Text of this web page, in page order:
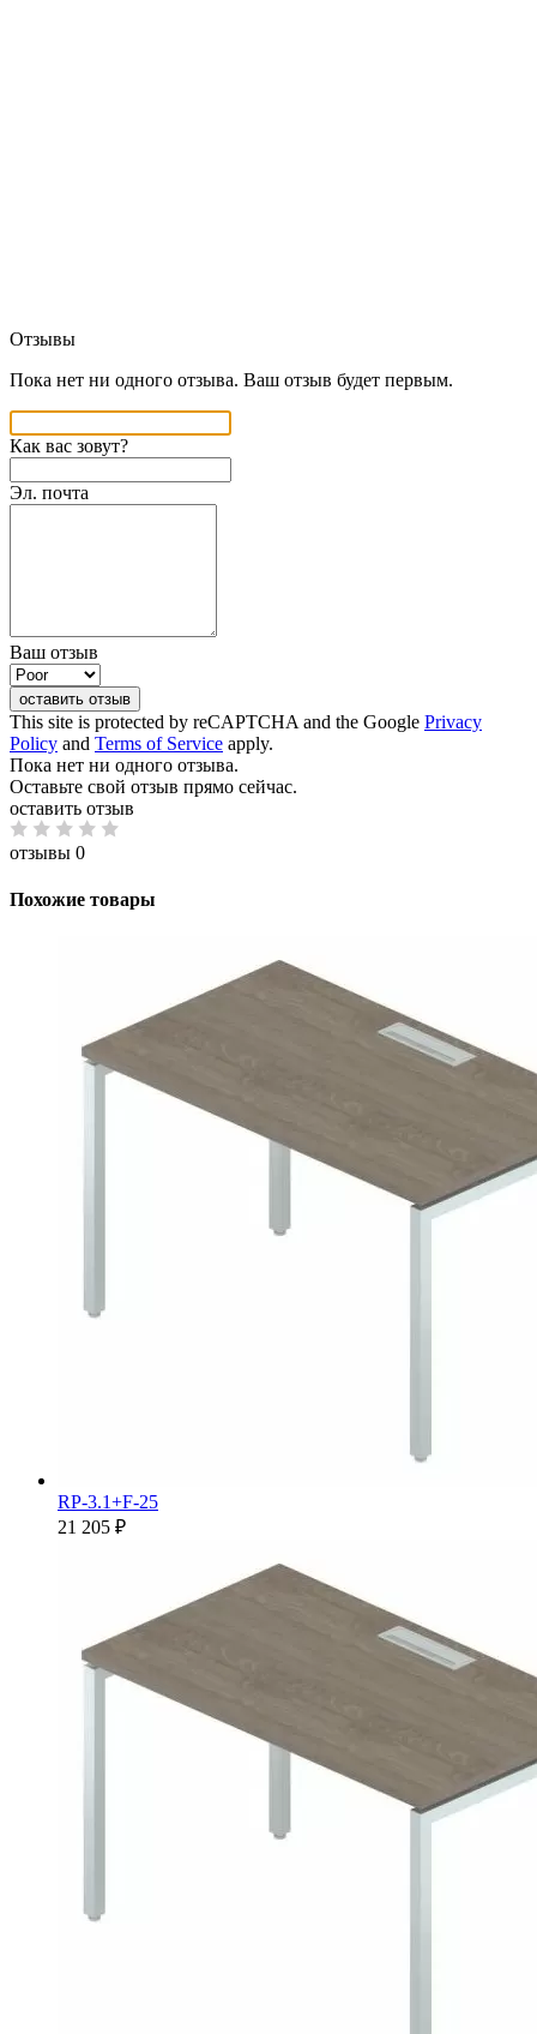
Отзывы
Пока нет ни одного отзыва. Ваш отзыв будет первым.
Как вас зовут?
Эл. почта
Ваш отзыв
оставить отзыв
This site is protected by reCAPTCHA and the Google Privacy
Policy and Terms of Service apply.
Пока нет ни одного отзыва.
Оставьте свой отзыв прямо сейчас.
оставить отзыв
отзывы 0
Похожие товары
RP-3.1+F-25
21 205 ₽